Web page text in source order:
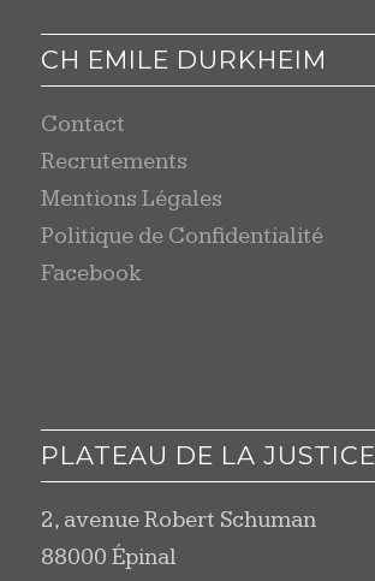
CH EMILE DURKHEIM
Contact
Recrutements
Mentions Légales
Politique de Confidentialité
Facebook
PLATEAU DE LA JUSTICE
2, avenue Robert Schuman
88000 Épinal